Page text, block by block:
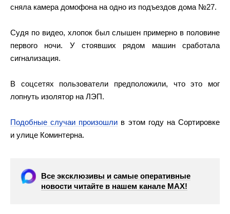
сняла камера домофона на одно из подъездов дома №27.
Судя по видео, хлопок был слышен примерно в половине
первого ночи. У стоявших рядом машин сработала
сигнализация.
В соцсетях пользователи предположили, что это мог
лопнуть изолятор на ЛЭП.
Подобные случаи произошли в этом году на Сортировке
и улице Коминтерна.
Все эксклюзивы и самые оперативные
новости читайте в нашем канале МАХ!